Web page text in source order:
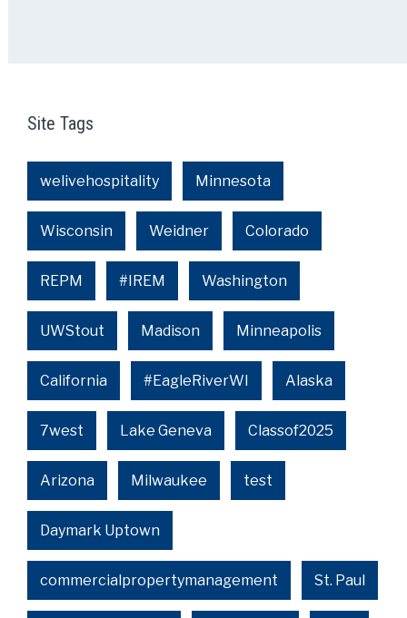
Site Tags
welivehospitality Minnesota
Wisconsin Weidner Colorado
REPM #IREM Washington
UWStout Madison Minneapolis
California #EagleRiverWI Alaska
7west Lake Geneva Classof2025
Arizona Milwaukee test
Daymark Uptown
commercialpropertymanagement St. Paul